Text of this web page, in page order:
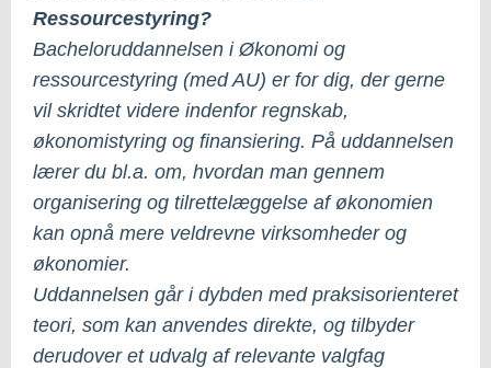
Ressourcestyring?
Bacheloruddannelsen i Økonomi og
ressourcestyring (med AU) er for dig, der gerne
vil skridtet videre indenfor regnskab,
økonomistyring og finansiering. På uddannelsen
lærer du bl.a. om, hvordan man gennem
organisering og tilrettelæggelse af økonomien
kan opnå mere veldrevne virksomheder og
økonomier.
Uddannelsen går i dybden med praksisorienteret
teori, som kan anvendes direkte, og tilbyder
derudover et udvalg af relevante valgfag